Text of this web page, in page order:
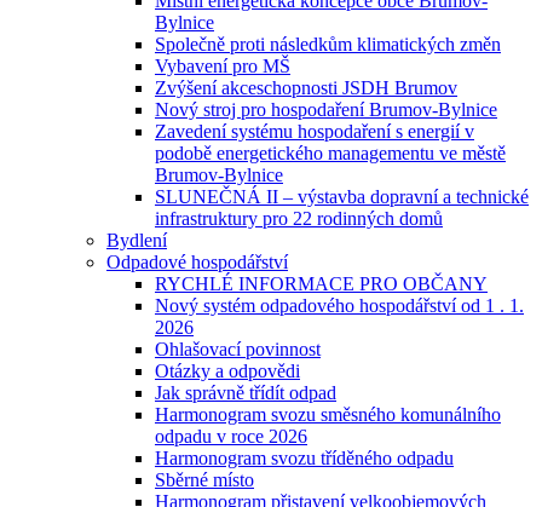
Bylnice
Společně proti následkům klimatických změn
Vybavení pro MŠ
Zvýšení akceschopnosti JSDH Brumov
Nový stroj pro hospodaření Brumov-Bylnice
Zavedení systému hospodaření s energií v
podobě energetického managementu ve městě
Brumov-Bylnice
SLUNEČNÁ II – výstavba dopravní a technické
infrastruktury pro 22 rodinných domů
Bydlení
Odpadové hospodářství
RYCHLÉ INFORMACE PRO OBČANY
Nový systém odpadového hospodářství od 1 . 1.
2026
Ohlašovací povinnost
Otázky a odpovědi
Jak správně třídít odpad
Harmonogram svozu směsného komunálního
odpadu v roce 2026
Harmonogram svozu tříděného odpadu
Sběrné místo
Harmonogram přistavení velkoobjemových